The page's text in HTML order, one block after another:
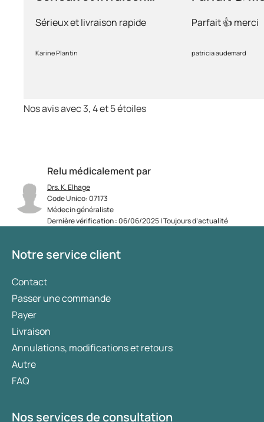
Relu médicalement par
Drs. K. Elhage
Code Unico: 07173
Médecin généraliste
Dernière vérification : 06/06/2025 | Toujours d’actualité
Sérieux et livraison rapide
Karine Plantin
Parfait 👍 merci
patricia audemard
Nos avis avec 3, 4 et 5 étoiles
Notre service client
Contact
Passer une commande
Payer
Livraison
Annulations, modifications et retours
Autre
FAQ
Nos services de consultation